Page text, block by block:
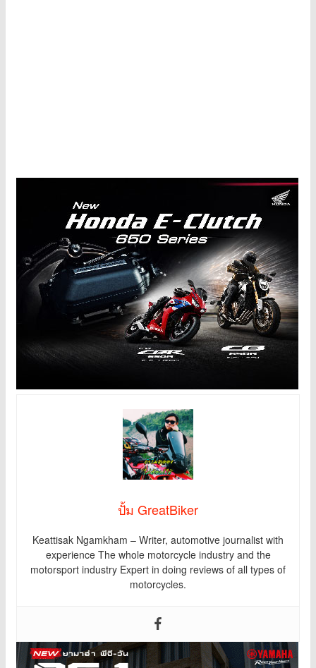
ปั้ม GreatBiker
Keattisak Ngamkham – Writer, automotive journalist with
experience The whole motorcycle industry and the
motorsport industry Expert in doing reviews of all types of
motorcycles.